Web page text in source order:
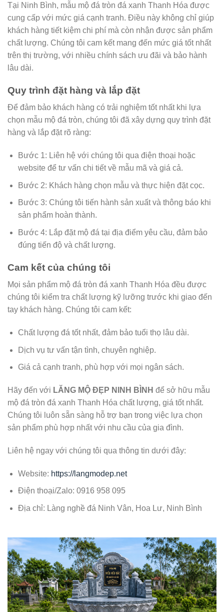
Tại Ninh Bình, mẫu mộ đá tròn đá xanh Thanh Hóa được
cung cấp với mức giá cạnh tranh. Điều này không chỉ giúp
khách hàng tiết kiệm chi phí mà còn nhận được sản phẩm
chất lượng. Chúng tôi cam kết mang đến mức giá tốt nhất
trên thị trường, với nhiều chính sách ưu đãi và bảo hành
lâu dài.
Quy trình đặt hàng và lắp đặt
Để đảm bảo khách hàng có trải nghiệm tốt nhất khi lựa
chọn mẫu mộ đá tròn, chúng tôi đã xây dựng quy trình đặt
hàng và lắp đặt rõ ràng:
Bước 1: Liên hệ với chúng tôi qua điện thoại hoặc
website để tư vấn chi tiết về mẫu mã và giá cả.
Bước 2: Khách hàng chọn mẫu và thực hiện đặt cọc.
Bước 3: Chúng tôi tiến hành sản xuất và thông báo khi
sản phẩm hoàn thành.
Bước 4: Lắp đặt mộ đá tại địa điểm yêu cầu, đảm bảo
đúng tiến độ và chất lượng.
Cam kết của chúng tôi
Mọi sản phẩm mộ đá tròn đá xanh Thanh Hóa đều được
chúng tôi kiểm tra chất lượng kỹ lưỡng trước khi giao đến
tay khách hàng. Chúng tôi cam kết:
Chất lượng đá tốt nhất, đảm bảo tuổi thọ lâu dài.
Dịch vụ tư vấn tận tình, chuyên nghiệp.
Giá cả cạnh tranh, phù hợp với mọi ngân sách.
Hãy đến với LĂNG MỘ ĐẸP NINH BÌNH để sở hữu mẫu
mộ đá tròn đá xanh Thanh Hóa chất lượng, giá tốt nhất.
Chúng tôi luôn sẵn sàng hỗ trợ bạn trong việc lựa chọn
sản phẩm phù hợp nhất với nhu cầu của gia đình.
Liên hệ ngay với chúng tôi qua thông tin dưới đây:
Website: https://langmodep.net
Điện thoại/Zalo: 0916 958 095
Địa chỉ: Làng nghề đá Ninh Vân, Hoa Lư, Ninh Bình